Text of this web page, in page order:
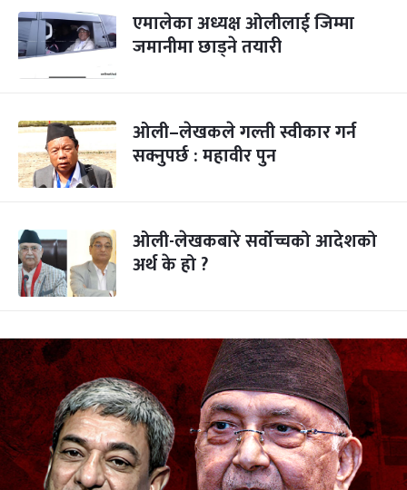
एमालेका अध्यक्ष ओलीलाई जिम्मा
जमानीमा छाड्ने तयारी
ओली–लेखकले गल्ती स्वीकार गर्न
सक्नुपर्छ : महावीर पुन
ओली-लेखकबारे सर्वोच्चको आदेशको
अर्थ के हो ?